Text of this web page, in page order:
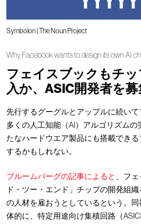
Symbolon | The Noun Project
Why Facebook wants to design its own AI
フェイスブックもチ
入か、ASIC開発者を募
先行するグーグルとアップルに続いて
多くの人工知能（AI）アルゴリズム
たなハードウエア製品にも搭載でき
するかもしれない。
ブルームバーグの記事によると
、フ
ド・ツー・エンド」チップの開発組
の人材を雇おうとしているという。
体的に、特定用途向け集積回路（